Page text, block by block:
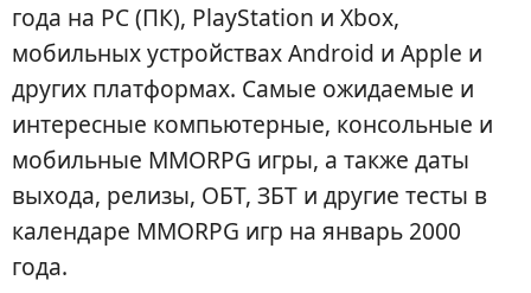
года на PC (ПК), PlayStation и Xbox,
мобильных устройствах Android и Apple и
других платформах. Самые ожидаемые и
интересные компьютерные, консольные и
мобильные MMORPG игры, а также даты
выхода, релизы, ОБТ, ЗБТ и другие тесты в
календаре MMORPG игр на январь 2000
года.